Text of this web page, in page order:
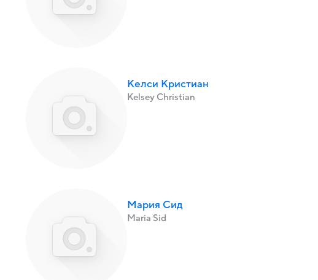
Келси Кристиан
Kelsey Christian
Мария Сид
Maria Sid